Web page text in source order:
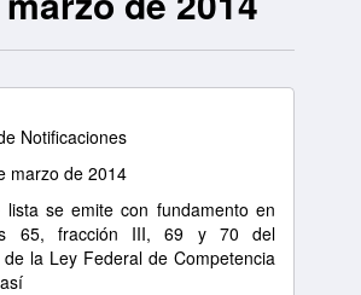
Notificaciones
marzo de 2014
lista se emite con fundamento en
65, fracción III, 69 y 70 del
de la Ley Federal de Competencia